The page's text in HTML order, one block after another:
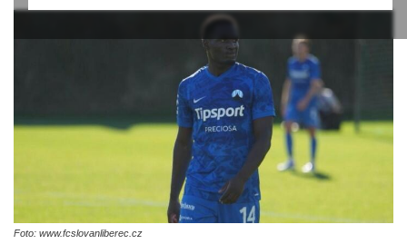
Foto: www.fcslovanliberec.cz